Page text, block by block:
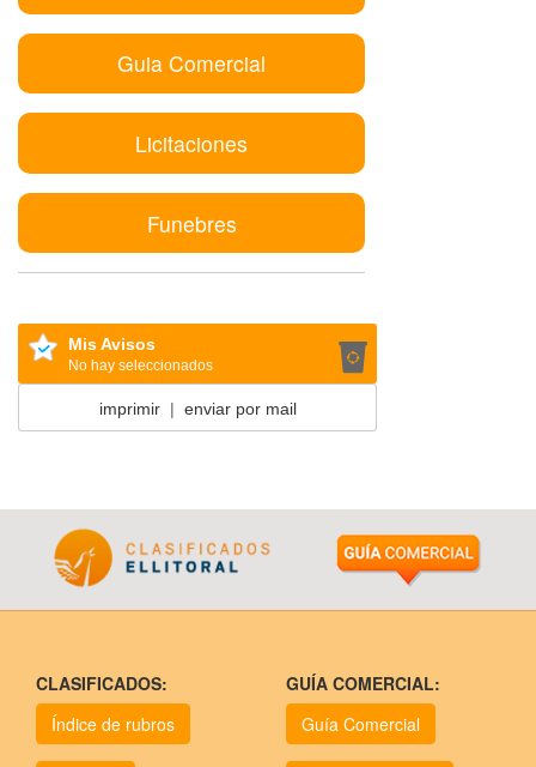
Guia Comercial
Licitaciones
Funebres
Mis Avisos
No hay seleccionados
imprimir| enviar por mail
CLASIFICADOS:
Índice de rubros
GUÍA COMERCIAL:
Guía Comercial